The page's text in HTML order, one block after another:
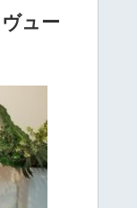
ュー